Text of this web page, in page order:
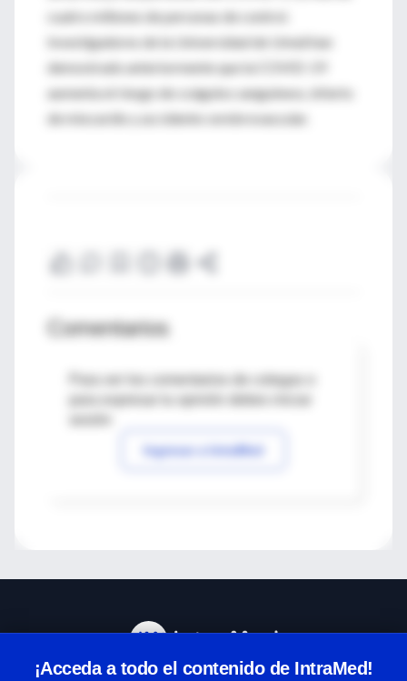
cuatro millones de personas de control.
Investigadores de la Universidad de Umeå han
demostrado anteriormente que la COVID-19
aumenta el riesgo de coágulos sanguíneos, infarto
de miocardio y accidente cerebrovascular.
Comentarios
Para ver los comentarios de colegas o
Ingresar a IntraMed
¡Acceda a todo el contenido de IntraMed!